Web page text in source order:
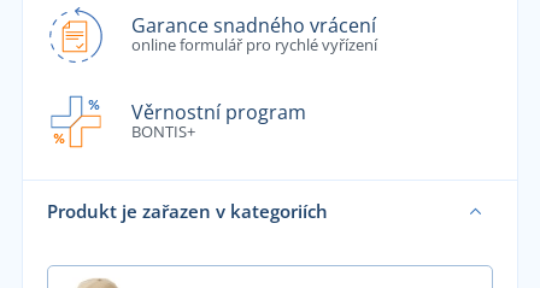
Garance snadného vrácení
online formulář pro rychlé vyřízení
Věrnostní program
BONTIS+
Produkt je zařazen v kategoriích